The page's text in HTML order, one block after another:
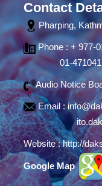
Contact
Pharping,
Phone : + 977-
01-4710417,
Audio Notice
Email :
Website :http://
Google Map